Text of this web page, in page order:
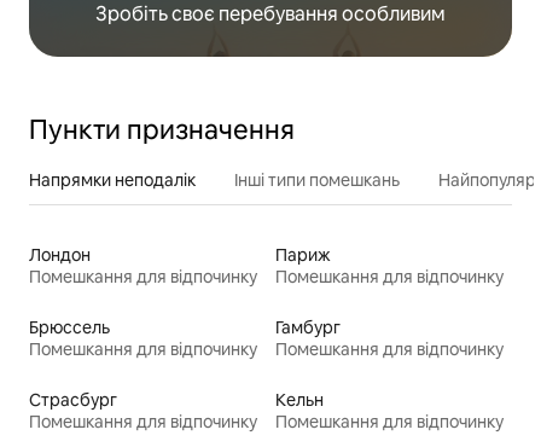
Зробіть своє перебування особливим
Пункти призначення
Напрямки неподалік Інші типи помешкань
Лондон
Помешкання для відпочинку
Париж
Помешкання для відпочинку
Брюссель
Помешкання для відпочинку
Гамбург
Помешкання для відпочинку
Страсбург
Помешкання для відпочинку
Кельн
Помешкання для відпочинку